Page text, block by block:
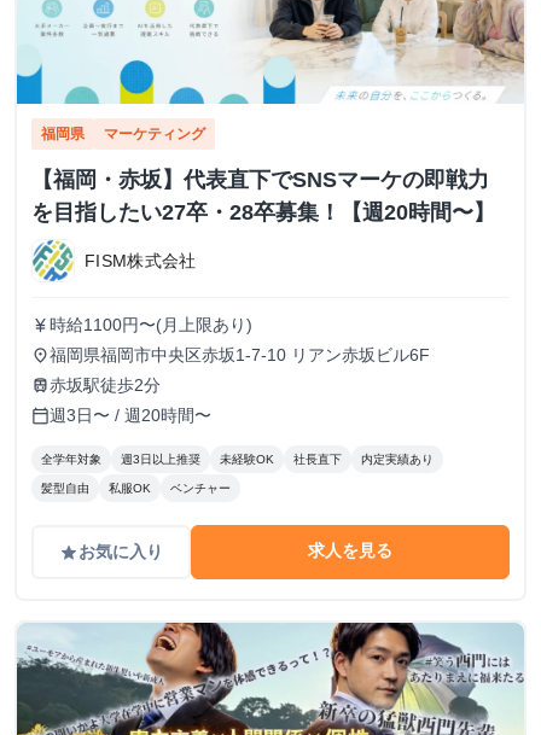
福岡県 マーケティング
【福岡・赤坂】代表直下でSNSマーケの即戦力
を目指したい27卒・28卒募集！【週20時間〜】
FISM株式会社
currency_yen 時給1100円〜(月上限あり)
place福岡県福岡市中央区赤坂1-7-10 リアン赤坂ビル6F
train赤坂駅徒歩2分
calendar_today週3日〜 / 週20時間〜
全学年対象 週3日以上推奨 未経験OK 社長直下 内定実績あり
髪型自由 私服OK ベンチャー
gradeお気に入り 求人を見る